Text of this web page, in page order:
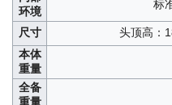
环境
标
尺寸
头顶高：
本体
重量
全备
重量